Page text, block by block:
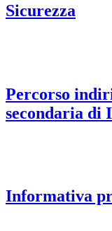
Sicurezza
Percorso
secondaria di
Informativa